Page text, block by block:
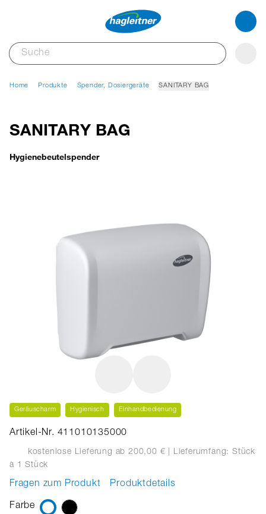
Home Produkte Spender, Dosiergeräte SANITARY BAG
SANITARY BAG
Hygienebeutelspender
Geräuscharm Hygienisch Einhandbedienung
Artikel-Nr. 411010135000
kostenlose Lieferung ab 200,00 € | Lieferumfang: Stück
à 1 Stück
Fragen zum Produkt Produktdetails
Farbe